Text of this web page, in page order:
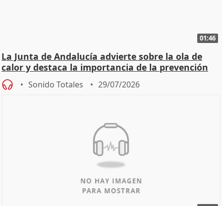
01:46
La Junta de Andalucía advierte sobre la ola de
calor y destaca la importancia de la prevención
Sonido Totales 29/07/2026